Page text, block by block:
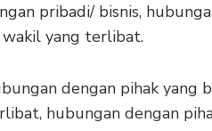
pribadi/ bisnis,
yang terlibat.
dengan pihak yang
hubungan dengan